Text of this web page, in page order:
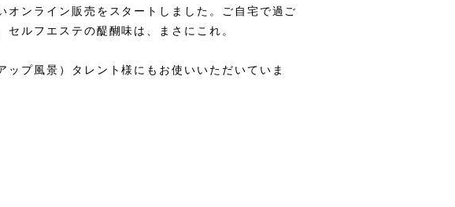
ンライン販売をスタートしました。ご自宅で過ご
ルフエステの醍醐味は、まさにこれ。
プ風景）タレント様にもお使いいただいていま